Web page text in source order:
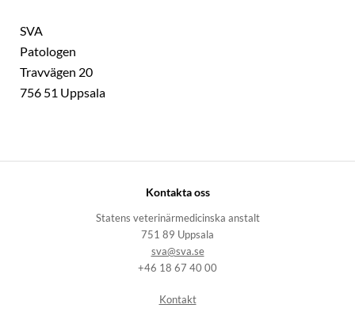
SVA
Patologen
Travvägen 20
756 51 Uppsala
Kontakta oss
Statens veterinärmedicinska anstalt
751 89 Uppsala
sva@sva.se
+46 18 67 40 00
Kontakt